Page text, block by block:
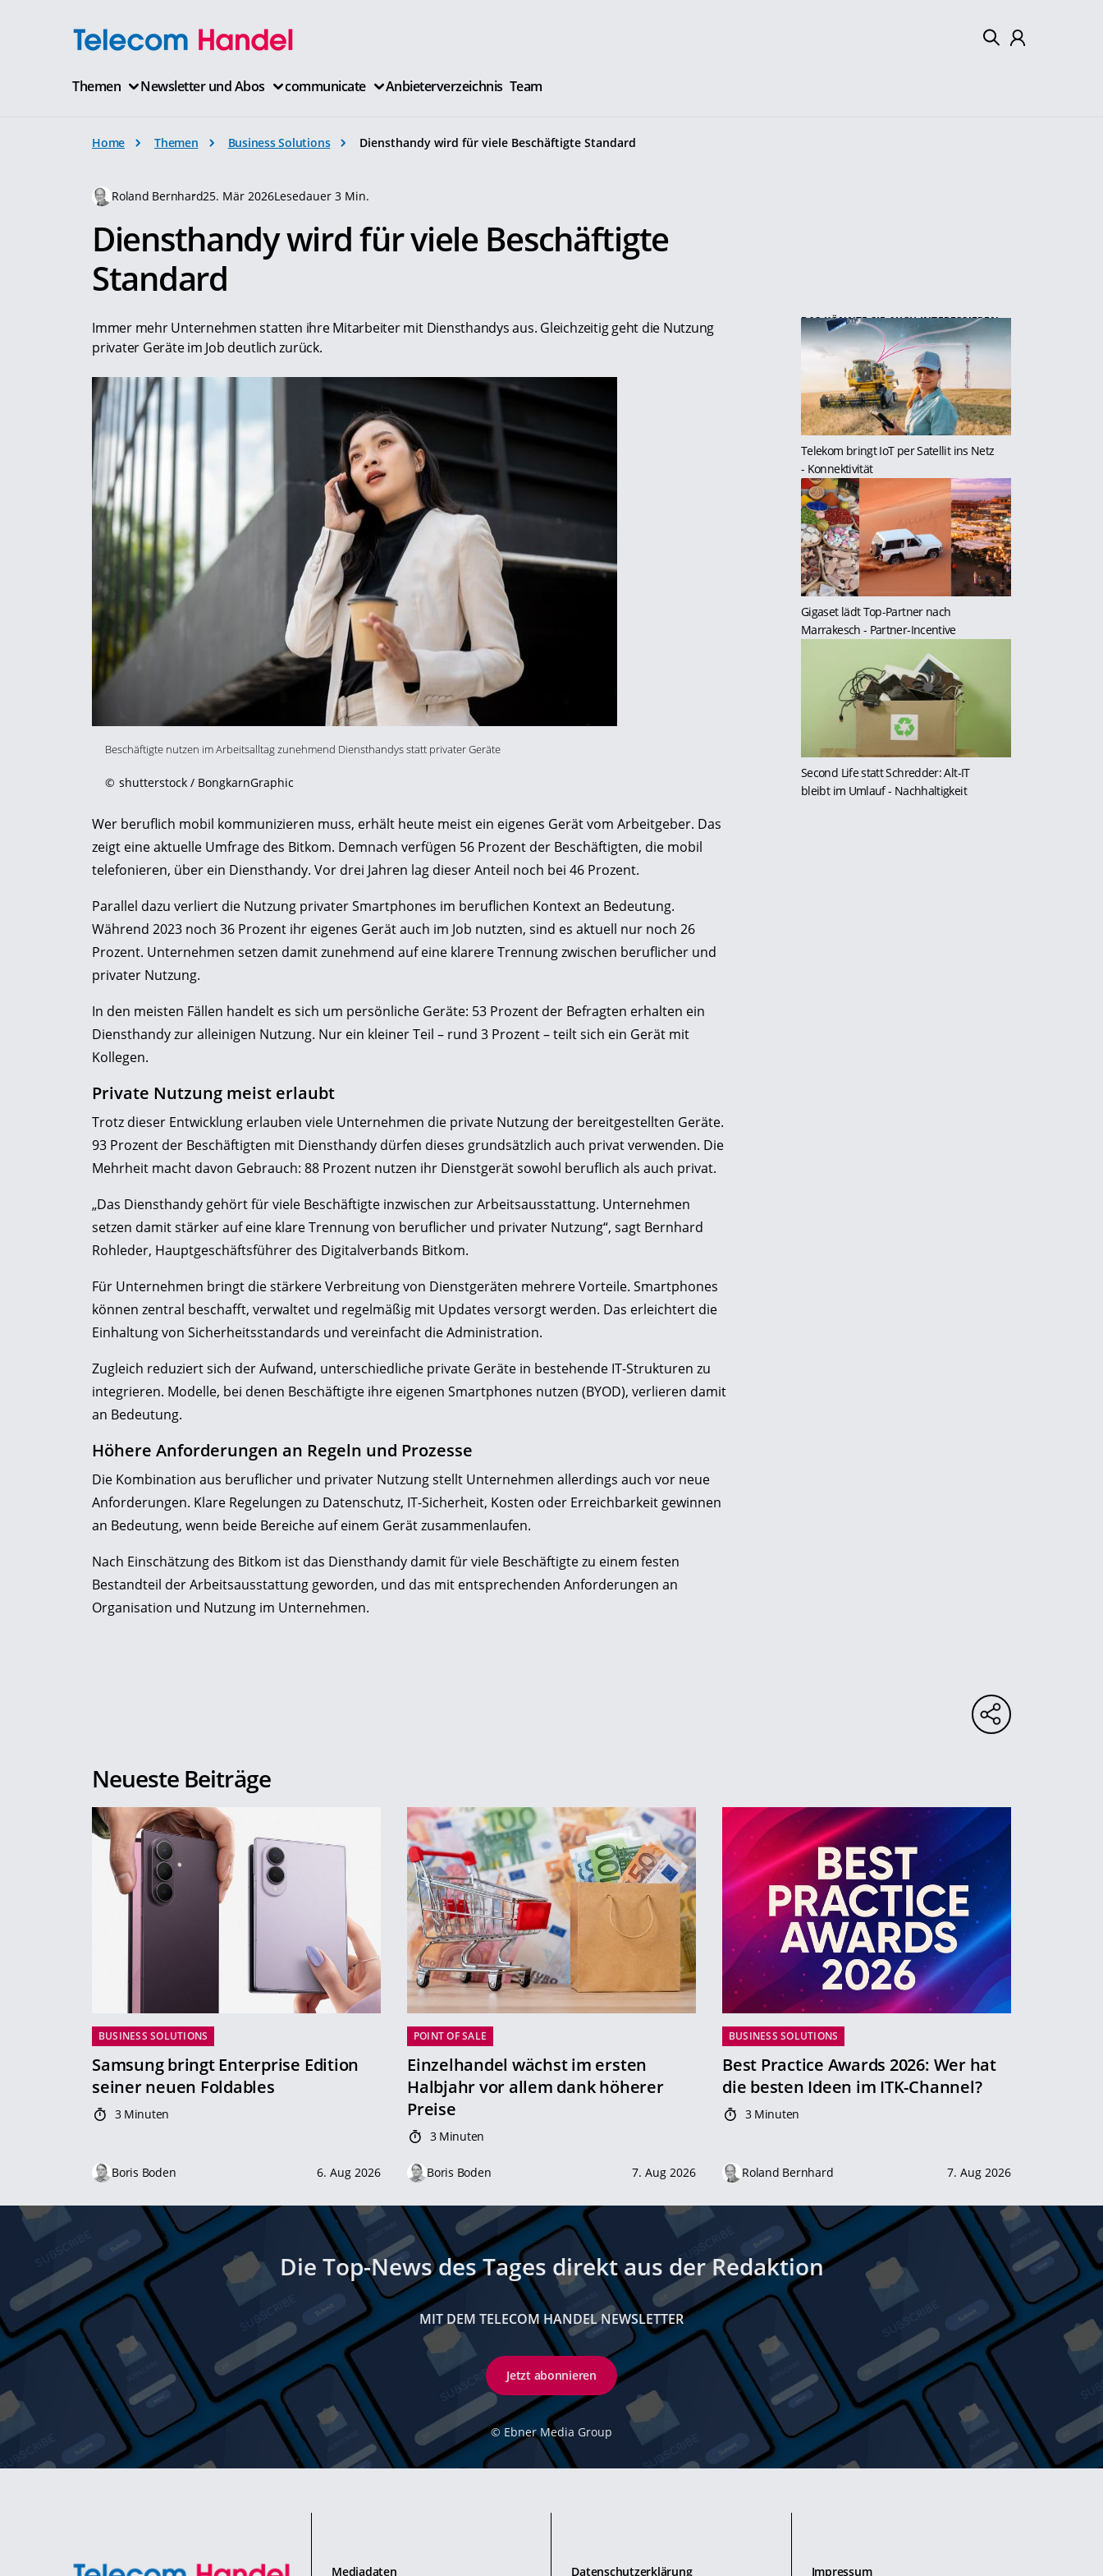
Themen Newsletter und Abos communicate Anbieterverzeichnis Team
Home Themen Business Solutions Diensthandy wird für viele Beschäftigte Standard
Roland Bernhard25. Mär 2026Lesedauer 3 Min.
Diensthandy wird für viele Beschäftigte
Standard
Immer mehr Unternehmen statten ihre Mitarbeiter mit Diensthandys aus. Gleichzeitig geht die Nutzung
privater Geräte im Job deutlich zurück.
Beschäftigte nutzen im Arbeitsalltag zunehmend Diensthandys statt privater Geräte
© shutterstock / BongkarnGraphic
Wer beruflich mobil kommunizieren muss, erhält heute meist ein eigenes Gerät vom Arbeitgeber. Das
zeigt eine aktuelle Umfrage des Bitkom. Demnach verfügen 56 Prozent der Beschäftigten, die mobil
telefonieren, über ein Diensthandy. Vor drei Jahren lag dieser Anteil noch bei 46 Prozent.
Parallel dazu verliert die Nutzung privater Smartphones im beruflichen Kontext an Bedeutung.
Während 2023 noch 36 Prozent ihr eigenes Gerät auch im Job nutzten, sind es aktuell nur noch 26
Prozent. Unternehmen setzen damit zunehmend auf eine klarere Trennung zwischen beruflicher und
privater Nutzung.
In den meisten Fällen handelt es sich um persönliche Geräte: 53 Prozent der Befragten erhalten ein
Diensthandy zur alleinigen Nutzung. Nur ein kleiner Teil – rund 3 Prozent – teilt sich ein Gerät mit
Kollegen.
Private Nutzung meist erlaubt
Trotz dieser Entwicklung erlauben viele Unternehmen die private Nutzung der bereitgestellten Geräte.
93 Prozent der Beschäftigten mit Diensthandy dürfen dieses grundsätzlich auch privat verwenden. Die
Mehrheit macht davon Gebrauch: 88 Prozent nutzen ihr Dienstgerät sowohl beruflich als auch privat.
„Das Diensthandy gehört für viele Beschäftigte inzwischen zur Arbeitsausstattung. Unternehmen
setzen damit stärker auf eine klare Trennung von beruflicher und privater Nutzung“, sagt Bernhard
Rohleder, Hauptgeschäftsführer des Digitalverbands Bitkom.
Für Unternehmen bringt die stärkere Verbreitung von Dienstgeräten mehrere Vorteile. Smartphones
können zentral beschafft, verwaltet und regelmäßig mit Updates versorgt werden. Das erleichtert die
Einhaltung von Sicherheitsstandards und vereinfacht die Administration.
Zugleich reduziert sich der Aufwand, unterschiedliche private Geräte in bestehende IT-Strukturen zu
integrieren. Modelle, bei denen Beschäftigte ihre eigenen Smartphones nutzen (BYOD), verlieren damit
an Bedeutung.
Höhere Anforderungen an Regeln und Prozesse
Die Kombination aus beruflicher und privater Nutzung stellt Unternehmen allerdings auch vor neue
Anforderungen. Klare Regelungen zu Datenschutz, IT-Sicherheit, Kosten oder Erreichbarkeit gewinnen
an Bedeutung, wenn beide Bereiche auf einem Gerät zusammenlaufen.
Nach Einschätzung des Bitkom ist das Diensthandy damit für viele Beschäftigte zu einem festen
Bestandteil der Arbeitsausstattung geworden, und das mit entsprechenden Anforderungen an
Organisation und Nutzung im Unternehmen.
DAS KÖNNTE SIE AUCH INTERESSIEREN:
Telekom bringt IoT per Satellit ins Netz
- Konnektivität
Gigaset lädt Top-Partner nach
Marrakesch - Partner-Incentive
Second Life statt Schredder: Alt-IT
bleibt im Umlauf- Nachhaltigkeit
Neueste Beiträge
BUSINESS SOLUTIONS
Samsung bringt Enterprise Edition
seiner neuen Foldables
3 Minuten
Boris Boden 6. Aug 2026
POINT OF SALE
Einzelhandel wächst im ersten
Halbjahr vor allem dank höherer
Preise
3 Minuten
Boris Boden 7. Aug 2026
BUSINESS SOLUTIONS
Best Practice Awards 2026: Wer hat
die besten Ideen im ITK-Channel?
3 Minuten
Roland Bernhard 7. Aug 2026
Die Top-News des Tages direkt aus der Redaktion
MIT DEM TELECOM HANDEL NEWSLETTER
Jetzt abonnieren
© Ebner Media Group
Mediadaten Datenschutzerklärung Impressum